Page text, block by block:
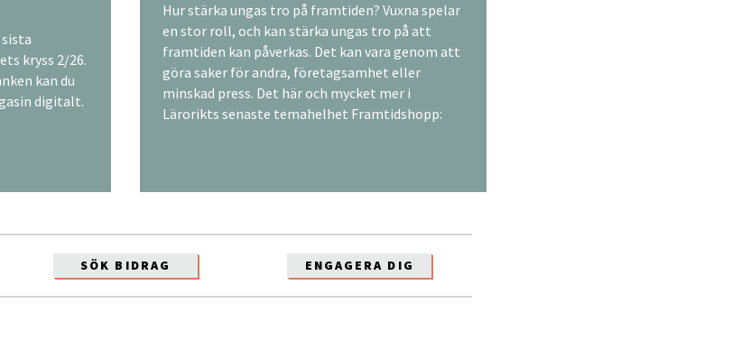
kryss 2/26.
kan du
digitalt.
Hur stärka ungas tro på framtiden? Vuxna spelar
en stor roll, och kan stärka ungas tro på att
framtiden kan påverkas. Det kan vara genom att
göra saker för andra, företagsamhet eller
minskad press. Det här och mycket mer i
Lärorikts senaste temahelhet Framtidshopp:
SÖK BIDRAG ENGAGERA DIG